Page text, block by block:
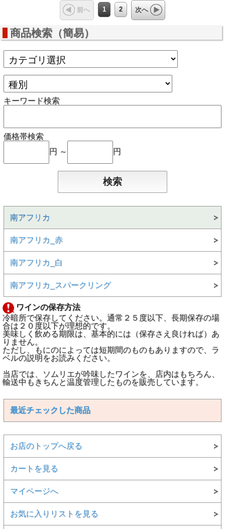
前へ 1 2 次へ
商品検索（簡易）
キーワード検索
価格帯検索
円 ～
円
南アフリカ
南アフリカ_赤
南アフリカ_白
南アフリカ_スパークリング
ワインの保存方法
冷暗所で保存してください。通常２５度以下、長期保存の場
合は２０度以下が理想的です。
美味しく飲める期限は、基本的には（保存さえ良ければ）あ
りません。
ただし、もにのによっては短期間のものもありますので、ラ
ベルの説明をお読みください。
当店では、ソムリエが吟味したワインを、店内はもちろん、
輸送中もきちんと温度管理したものを販売しています。
最近チェックした商品
お店のトップへ戻る
カートを見る
マイページへ
お気に入りリストを見る